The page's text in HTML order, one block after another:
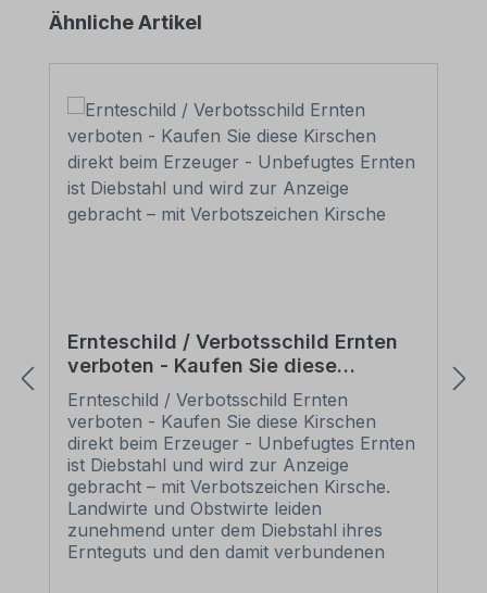
Produktgalerie überspringen
Ähnliche Artikel
Ernteschild / Verbotsschild Ernten
verboten - Kaufen Sie diese
Kirschen direkt beim Erzeuger -
Unbefugtes Ernten ist Diebstahl und
wird zur Anzeige gebracht – mit
Verbotszeichen Kirsche
Ernteschild / Verbotsschild Ernten
verboten - Kaufen Sie diese Kirschen
direkt beim Erzeuger - Unbefugtes Ernten
ist Diebstahl und wird zur Anzeige
gebracht – mit Verbotszeichen Kirsche.
Landwirte und Obstwirte leiden
zunehmend unter dem Diebstahl ihres
Ernteguts und den damit verbundenen